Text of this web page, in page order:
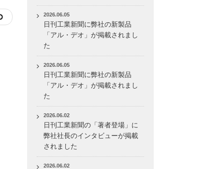
2026.06.05
日刊工業新聞に弊社の新製品
「アル・デオ」が掲載されまし
た
2026.06.05
日刊工業新聞に弊社の新製品
「アル・デオ」が掲載されまし
た
2026.06.02
日刊工業新聞の「著者登場」に
弊社社長のインタビューが掲載
されました
2026.06.02